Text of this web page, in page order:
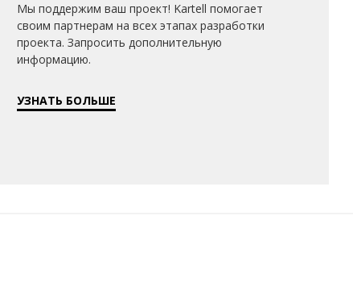
Мы поддержим ваш проект! Kartell помогает
своим партнерам на всех этапах разработки
проекта. Запросить дополнительную
информацию.
УЗНАТЬ БОЛЬШЕ